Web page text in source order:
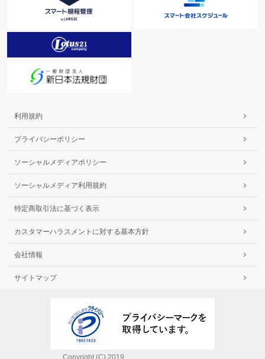
利用規約
プライバシーポリシー
ソーシャルメディアポリシー
ソーシャルメディア利用規約
特定商取引法に基づく表示
カスタマーハラスメントに対する基本方針
会社情報
サイトマップ
Copyright (C) 2019